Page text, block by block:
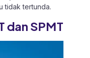
tidak tertunda.​
dan SPMT